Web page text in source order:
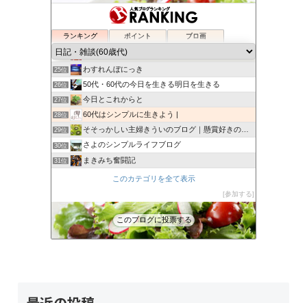
ランキング ポイント ブロ画
Go Down Gamblin' ver.6
日々新たに
23位 ワカメと銭婆との喜怒哀楽
24位 B_type
25位 わすれんぼにっき
26位 50代・60代の今日を生きる明日を生きる
27位 今日とこれからと
28位 60代はシンプルに生きよう |
29位 そそっかしい主婦きういのブログ｜懸賞好きの忙しい主婦です。
30位 さよのシンプルライフブログ
31位 まきみち奮闘記
晴れやか日和
34位 やすじきまぐれ散歩中
35位 あすのはやなり
このカテゴリを全て表示
参加する
このブログに投票する